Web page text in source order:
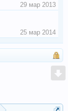
29 мар 2013
25 мар 2014